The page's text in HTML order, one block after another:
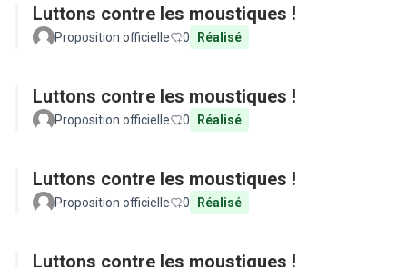
Luttons contre les moustiques !
Proposition officielle 0 Réalisé
Luttons contre les moustiques !
Proposition officielle 0 Réalisé
Luttons contre les moustiques !
Proposition officielle 0 Réalisé
Luttons contre les moustiques !